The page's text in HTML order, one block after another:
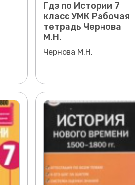
Гдз по Истории 7
класс УМК Рабочая
тетрадь Чернова
М.Н.
Чернова М.Н.